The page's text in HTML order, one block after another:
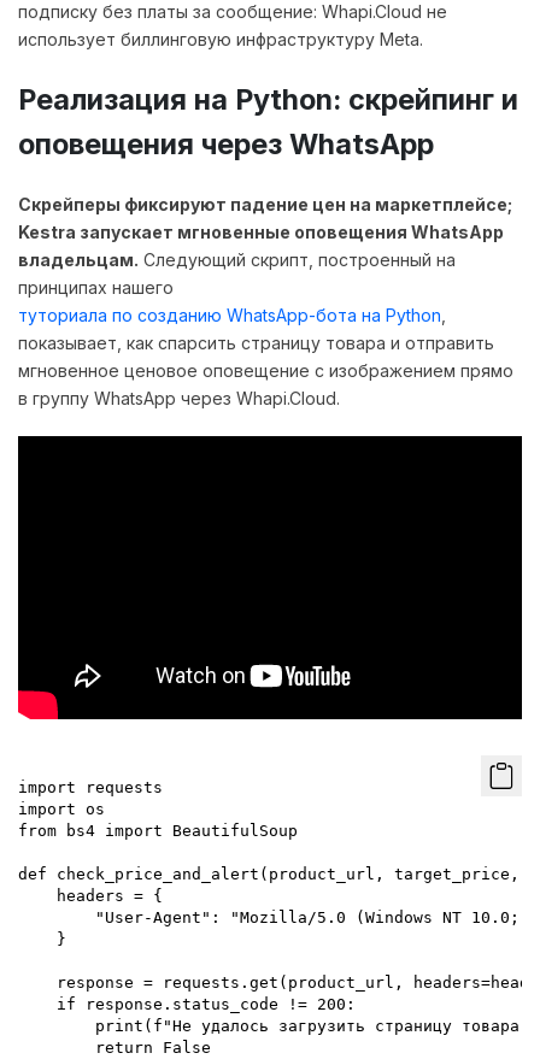
подписку без платы за сообщение: Whapi.Cloud не
использует биллинговую инфраструктуру Meta.
Реализация на Python: скрейпинг и
оповещения через WhatsApp
Скрейперы фиксируют падение цен на маркетплейсе;
Kestra запускает мгновенные оповещения WhatsApp
владельцам. Следующий скрипт, построенный на
принципах нашего
туториала по созданию WhatsApp-бота на Python
показывает, как спарсить страницу товара и отправить
мгновенное ценовое оповещение с изображением прямо
в группу WhatsApp через Whapi.Cloud.
import requests
import os
from bs4 import BeautifulSoup
def check_price_and_alert(product_url, target_price,
    headers = {
"User-Agent": "Mozilla/5.0 (Windows NT 10.0;
    }
response = requests.get(product_url,
    if response.status_code != 200:
print(f"Не удалось загрузить страницу товара.
        return False